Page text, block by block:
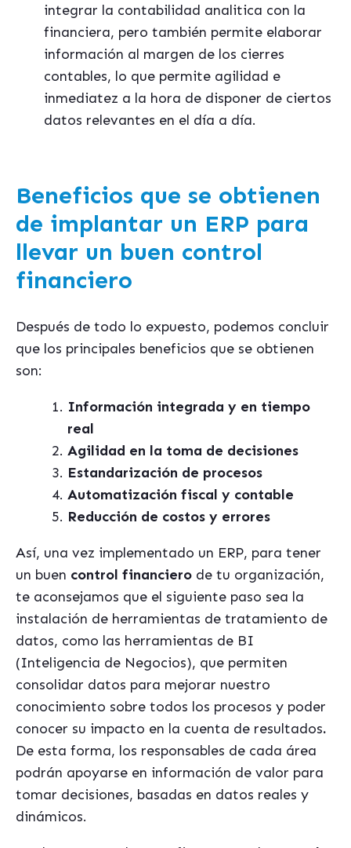
integrar la contabilidad analitica con la
financiera, pero también permite elaborar
información al margen de los cierres
contables, lo que permite agilidad e
inmediatez a la hora de disponer de ciertos
datos relevantes en el día a día.
Beneficios que se obtienen
de implantar un ERP para
llevar un buen control
financiero
Después de todo lo expuesto, podemos concluir
que los principales beneficios que se obtienen
son:
Información integrada y en tiempo
real
Agilidad en la toma de decisiones
Estandarización de procesos
Automatización fiscal y contable
Reducción de costos y errores
Así, una vez implementado un ERP, para tener
un buen control financiero de tu organización,
te aconsejamos que el siguiente paso sea la
instalación de herramientas de tratamiento de
datos, como las herramientas de BI
(Inteligencia de Negocios), que permiten
consolidar datos para mejorar nuestro
conocimiento sobre todos los procesos y poder
conocer su impacto en la cuenta de resultados.
De esta forma, los responsables de cada área
podrán apoyarse en información de valor para
tomar decisiones, basadas en datos reales y
dinámicos.